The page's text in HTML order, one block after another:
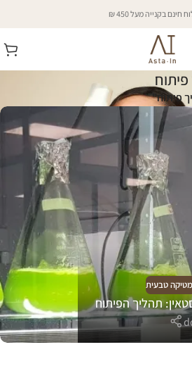
חינם בקנייה מעל 450 ₪
טבעית
תהליך הפיתוח